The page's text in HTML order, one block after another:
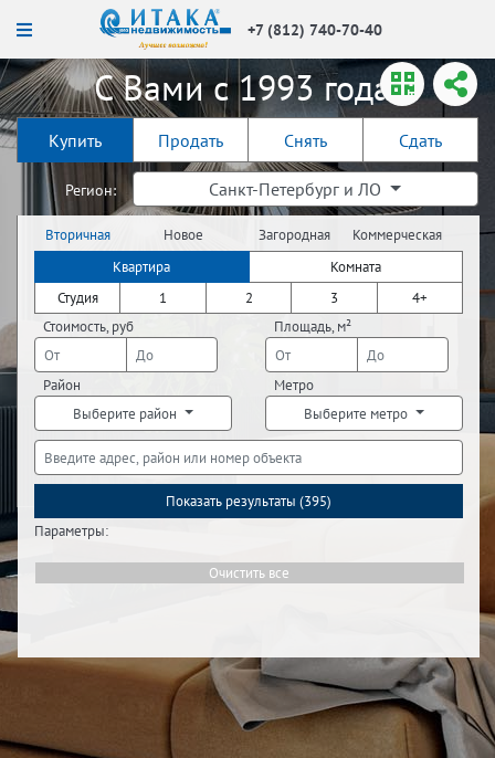
+7 (812) 740-70-40
С Вами с 1993 года!
Купить Продать Снять Сдать
Регион: Санкт-Петербург и ЛО
Вторичная
недвижимость
Новое
строительство
Загородная
недвижимость
Коммерческая
недвижимость
Квартира
Комната
Студия
1 2 3
4+
Стоимость, руб
Площадь, м²
Район
Выберите район
Метро
Выберите метро
Показать результаты (395)
Параметры:
Очистить все